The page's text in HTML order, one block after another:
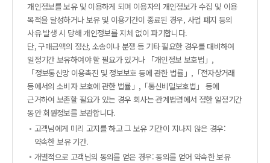
개인정보를 보유 및 이용하게 되며 이용자의 개인정보가 수집 및 이용
목적을 달성하거나 보유 및 이용기간이 종료된 경우, 사업 폐지 등의
사유 발생 시 당해 개인정보를 지체 없이 파기합니다.
단, 구매금액의 정산, 소송이나 분쟁 등 기타 필요한 경우를 대비하여
일정기간 보유하여야 할 필요가 있거나 「개인정보 보호법」,
「정보통신망 이용촉진 및 정보보호 등에 관한 법률」,「전자상거래
등에서의 소비자 보호에 관한 법률」,「통신비밀보호법」 등에
근거하여 보존할 필요가 있는 경우 회사는 관계법령에서 정한 일정기간
동안 회원정보를 보관합니다.
고객님에게 미리 고지를 하고 그 보유 기간이 지나지 않은 경우:
약속한 보유 기간.
개별적으로 고객님의 동의를 얻은 경우: 동의를 얻어 약속한 보유